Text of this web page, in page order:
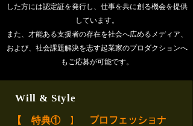
した方には認定証を発行し、仕事を共に創る機会を提供
しています。
また、才能ある支援者の存在を社会へ広めるメディア、
および、社会課題解決を志す起業家のプロダクションへ
もご応募が可能です。
Will & Style
【 特典①】 プロフェッショナ